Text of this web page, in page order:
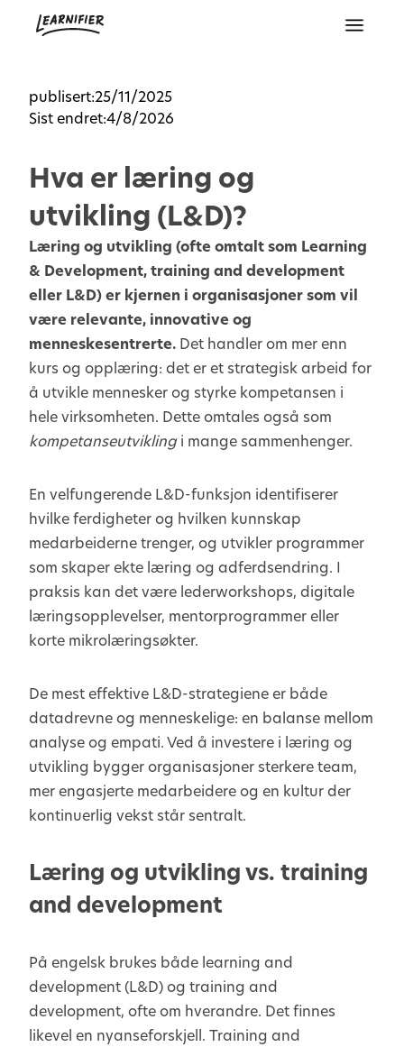
publisert:25/11/2025
Sist endret:4/8/2026
Hva er læring og
utvikling (L&D)?
Læring og utvikling (ofte omtalt som Learning
& Development, training and development
eller L&D) er kjernen i organisasjoner som vil
være relevante, innovative og
menneskesentrerte. Det handler om mer enn
kurs og opplæring: det er et strategisk arbeid for
å utvikle mennesker og styrke kompetansen i
hele virksomheten. Dette omtales også som
kompetanseutviklingi mange sammenhenger.
En velfungerende L&D-funksjon identifiserer
hvilke ferdigheter og hvilken kunnskap
medarbeiderne trenger, og utvikler programmer
som skaper ekte læring og adferdsendring. I
praksis kan det være lederworkshops, digitale
læringsopplevelser, mentorprogrammer eller
korte mikrolæringsøkter.
De mest effektive L&D-strategiene er både
datadrevne og menneskelige: en balanse mellom
analyse og empati. Ved å investere i læring og
utvikling bygger organisasjoner sterkere team,
mer engasjerte medarbeidere og en kultur der
kontinuerlig vekst står sentralt.
Læring og utvikling vs. training
and development
På engelsk brukes både learning and
development (L&D) og training and
development, ofte om hverandre. Det finnes
likevel en nyanseforskjell. Training and